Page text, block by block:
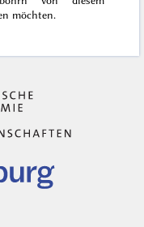
möchten.